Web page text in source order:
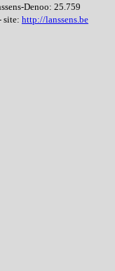
Denoo: 25.759
site: http://lanssens.be